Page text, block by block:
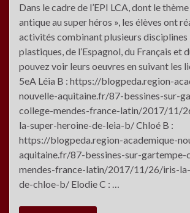
Dans le cadre de l’EPI LCA, dont le
antique au super héros », les élèves ont
activités combinant plusieurs disciplines
plastiques, de l’Espagnol, du Français et
pouvez voir leurs oeuvres en suivant les
5eA Léia B : https://blogpeda.region-
nouvelle-aquitaine.fr/87-bessines-sur-
college-mendes-france-latin/2017/11/
la-super-heroine-de-leia-b/ Chloé B :
https://blogpeda.region-academique-
aquitaine.fr/87-bessines-sur-gartempe-
mendes-france-latin/2017/11/26/iris-
de-chloe-b/ Elodie C : …